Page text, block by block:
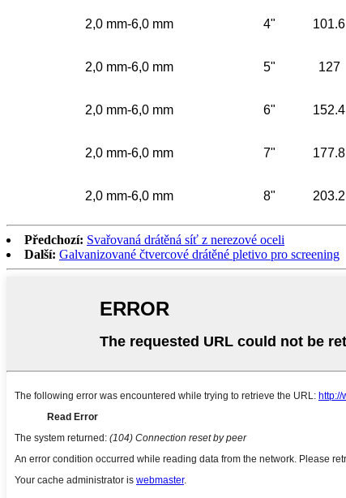
2,0 mm-6,0 mm 4" 101.6
2,0 mm-6,0 mm 5" 127
2,0 mm-6,0 mm 6" 152.4
2,0 mm-6,0 mm 7" 177.8
2,0 mm-6,0 mm 8" 203.2
Předchozí: Svařovaná drátěná síť z nerezové oceli
Další: Galvanizované čtvercové drátěné pletivo pro screening